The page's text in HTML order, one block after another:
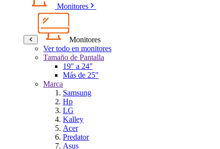
Monitores
Monitores
Ver todo en monitores
Tamaño de Pantalla
19" a 24"
Más de 25"
Marca
Samsung
Hp
LG
Kalley
Acer
Predator
Asus